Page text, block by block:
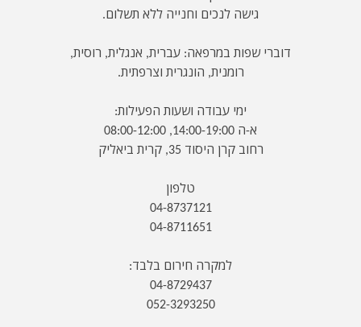
גישה לנכים וחנייה ללא תשלום.
דוברי שפות במרפאה: עברית, אנגלית, רוסית,
רומנית, הונגרית וצרפתית.
ימי עבודה ושעות הפעילות:
א-ה 14:00-19:00, 08:00-12:00
רחוב קרן היסוד 35, קרית ביאליק
טלפון
04-8737121
04-8711651
למקרה חירום בלבד:
04-8729437
052-3293250